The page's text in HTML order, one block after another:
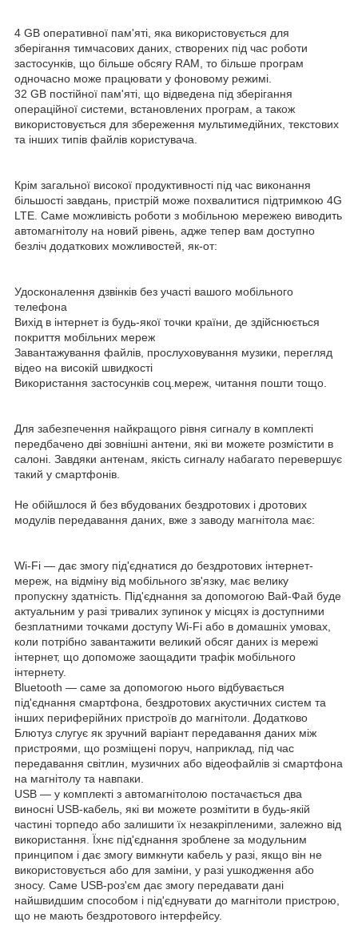
4 GB оперативної пам'яті, яка використовується для
зберігання тимчасових даних, створених під час роботи
застосунків, що більше обсягу RAM, то більше програм
одночасно може працювати у фоновому режимі.
32 GB постійної пам'яті, що відведена під зберігання
операційної системи, встановлених програм, а також
використовується для збереження мультимедійних, текстових
та інших типів файлів користувача.
Крім загальної високої продуктивності під час виконання
більшості завдань, пристрій може похвалитися підтримкою 4G
LTE. Саме можливість роботи з мобільною мережею виводить
автомагнітолу на новий рівень, адже тепер вам доступно
безліч додаткових можливостей, як-от:
Удосконалення дзвінків без участі вашого мобільного
телефона
Вихід в інтернет із будь-якої точки країни, де здійснюється
покриття мобільних мереж
Завантажування файлів, прослуховування музики, перегляд
відео на високій швидкості
Використання застосунків соц.мереж, читання пошти тощо.
Для забезпечення найкращого рівня сигналу в комплекті
передбачено дві зовнішні антени, які ви можете розмістити в
салоні. Завдяки антенам, якість сигналу набагато перевершує
такий у смартфонів.
Не обійшлося й без вбудованих бездротових і дротових
модулів передавання даних, вже з заводу магнітола має:
Wi-Fi — дає змогу під'єднатися до бездротових інтернет-
мереж, на відміну від мобільного зв'язку, має велику
пропускну здатність. Під'єднання за допомогою Вай-Фай буде
актуальним у разі тривалих зупинок у місцях із доступними
безплатними точками доступу Wi-Fi або в домашніх умовах,
коли потрібно завантажити великий обсяг даних із мережі
інтернет, що допоможе заощадити трафік мобільного
інтернету.
Bluetooth — саме за допомогою нього відбувається
під'єднання смартфона, бездротових акустичних систем та
інших периферійних пристроїв до магнітоли. Додатково
Блютуз слугує як зручний варіант передавання даних між
пристроями, що розміщені поруч, наприклад, під час
передавання світлин, музичних або відеофайлів зі смартфона
на магнітолу та навпаки.
USB — у комплекті з автомагнітолою постачається два
виносні USB-кабель, які ви можете розмітити в будь-якій
частині торпедо або залишити їх незакріпленими, залежно від
використання. Їхнє під'єднання зроблене за модульним
принципом і дає змогу вимкнути кабель у разі, якщо він не
використовується або для заміни, у разі ушкодження або
зносу. Саме USB-роз'єм дає змогу передавати дані
найшвидшим способом і під'єднувати до магнітоли пристрою,
що не мають бездротового інтерфейсу.